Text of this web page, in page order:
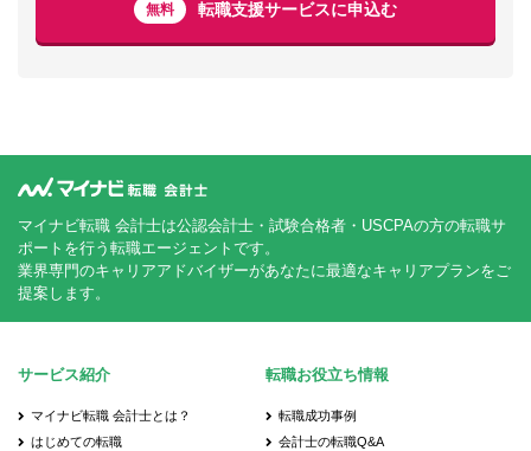
無料 転職支援サービスに申込む
マイナビ転職 会計士は公認会計士・試験合格者・USCPAの方の転職サ
ポートを行う転職エージェントです。
業界専門のキャリアアドバイザーがあなたに最適なキャリアプランをご
提案します。
サービス紹介
マイナビ転職 会計士とは？
はじめての転職
転職お役立ち情報
転職成功事例
会計士の転職Q&A